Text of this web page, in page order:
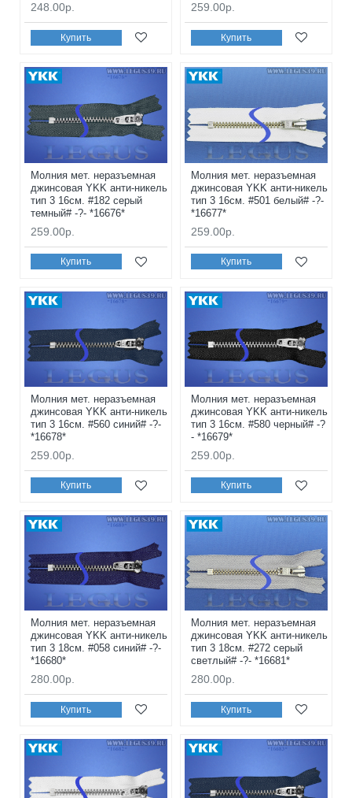
248.00р.
Купить
259.00р.
Купить
Молния мет. неразъемная
джинсовая YKK анти-никель
тип 3 16см. #182 серый
темный# -?- *16676*
259.00р.
Купить
Молния мет. неразъемная
джинсовая YKK анти-никель
тип 3 16см. #501 белый# -?-
*16677*
259.00р.
Купить
Молния мет. неразъемная
джинсовая YKK анти-никель
тип 3 16см. #560 синий# -?-
*16678*
259.00р.
Купить
Молния мет. неразъемная
джинсовая YKK анти-никель
тип 3 16см. #580 черный# -?
- *16679*
259.00р.
Купить
Молния мет. неразъемная
джинсовая YKK анти-никель
тип 3 18см. #058 синий# -?-
*16680*
280.00р.
Купить
Молния мет. неразъемная
джинсовая YKK анти-никель
тип 3 18см. #272 серый
светлый# -?- *16681*
280.00р.
Купить